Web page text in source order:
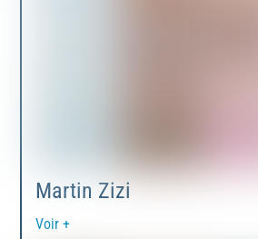
Martin Zizi
Voir +